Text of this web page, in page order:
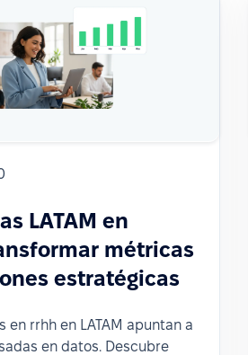
LATAM en
métricas
estratégicas
en rrhh en LATAM apuntan a
en datos. Descubre